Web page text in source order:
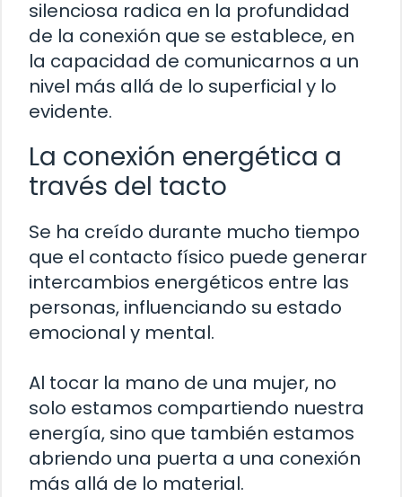
silenciosa radica en la profundidad
de la conexión que se establece, en
la capacidad de comunicarnos a un
nivel más allá de lo superficial y lo
evidente.
La conexión energética a
través del tacto
Se ha creído durante mucho tiempo
que el contacto físico puede generar
intercambios energéticos entre las
personas, influenciando su estado
emocional y mental.
Al tocar la mano de una mujer, no
solo estamos compartiendo nuestra
energía, sino que también estamos
abriendo una puerta a una conexión
más allá de lo material.